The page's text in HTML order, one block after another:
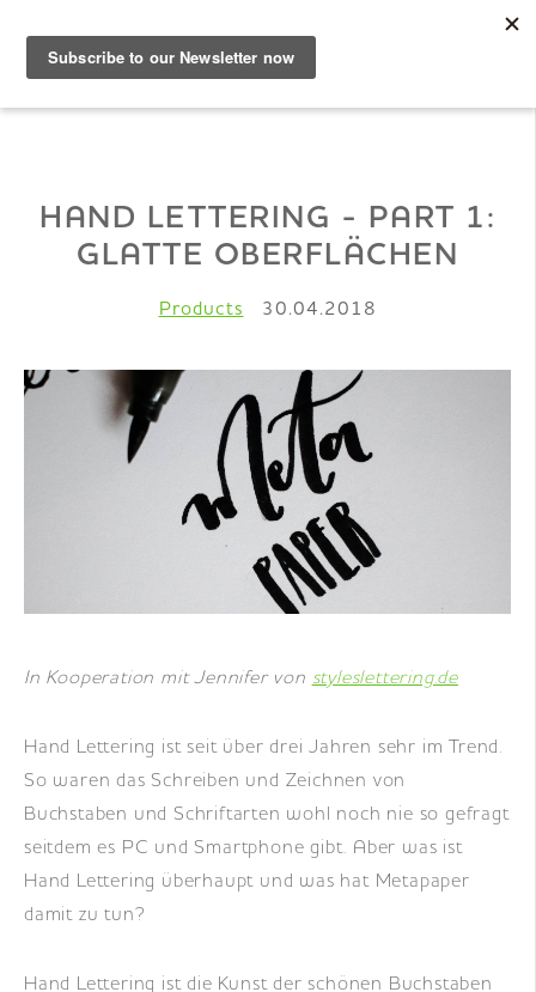
Shop
Production
HAND LETTERING - PART 1:
GLATTE OBERFLÄCHEN
Products 30.04.2018
In Kooperation mit Jennifer von styleslettering.de
Hand Lettering ist seit über drei Jahren sehr im Trend.
So waren das Schreiben und Zeichnen von
Buchstaben und Schriftarten wohl noch nie so gefragt
seitdem es PC und Smartphone gibt. Aber was ist
Hand Lettering überhaupt und was hat Metapaper
damit zu tun?
Hand Lettering ist die Kunst der schönen Buchstaben